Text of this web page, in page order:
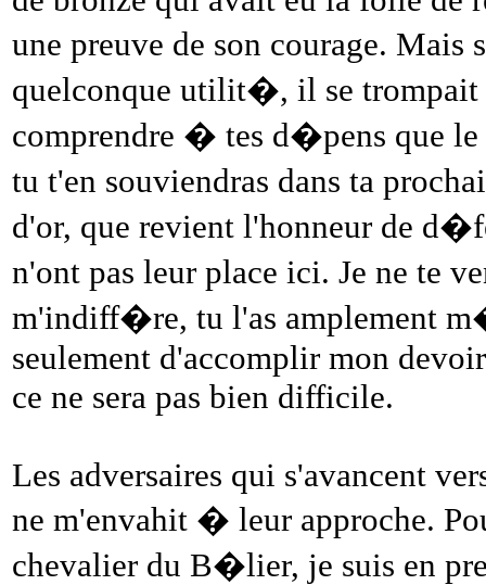
une preuve de son courage.
quelconque utilit�, il se trompait
comprendre � tes d�pens que le
tu t'en souviendras dans ta
d'or, que revient l'honneur de
n'ont pas leur place ici. Je ne te
m'indiff�re, tu l'as amplement
seulement d'accomplir mon
ce ne sera pas bien difficile.
Les adversaires qui s'avancent
ne m'envahit � leur approche.
chevalier du B�lier, je suis en